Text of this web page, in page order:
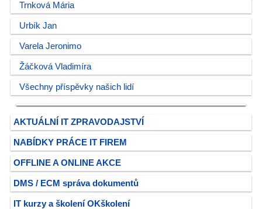
Trnková Mária
Urbík Jan
Varela Jeronimo
Žáčková Vladimíra
Všechny příspěvky našich lidí
AKTUÁLNÍ IT ZPRAVODAJSTVÍ
NABÍDKY PRÁCE IT FIREM
OFFLINE A ONLINE AKCE
DMS / ECM správa dokumentů
IT kurzy a školení OKškolení